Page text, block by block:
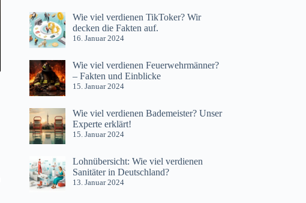
Wie viel verdienen TikToker? Wir
decken die Fakten auf.
16. Januar 2024
Wie viel verdienen Feuerwehrmänner?
– Fakten und Einblicke
15. Januar 2024
Wie viel verdienen Bademeister? Unser
Experte erklärt!
15. Januar 2024
Lohnübersicht: Wie viel verdienen
Sanitäter in Deutschland?
13. Januar 2024